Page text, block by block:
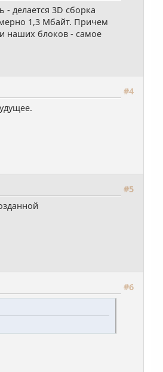
делается 3D сборка
1,3 Мбайт. Причем
наших блоков - самое
#4
#5
#6